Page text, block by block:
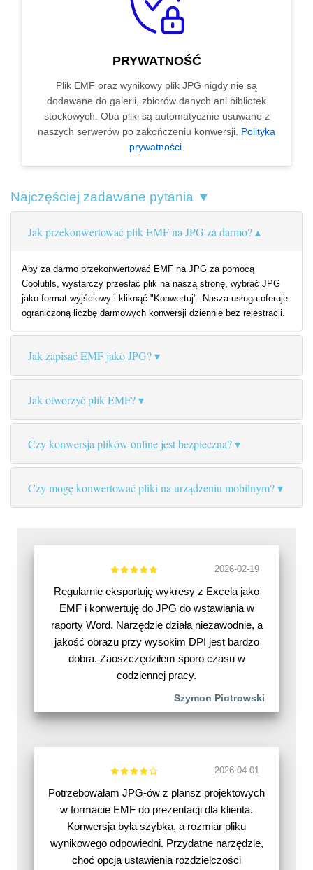
PRYWATNOŚĆ
Plik EMF oraz wynikowy plik JPG nigdy nie są
dodawane do galerii, zbiorów danych ani bibliotek
stockowych. Oba pliki są automatycznie usuwane z
naszych serwerów po zakończeniu konwersji. Polityka
prywatności.
Najczęściej zadawane pytania ▼
Jak przekonwertować plik EMF na JPG za darmo?
Aby za darmo przekonwertować EMF na JPG za pomocą
Coolutils, wystarczy przesłać plik na naszą stronę, wybrać JPG
jako format wyjściowy i kliknąć "Konwertuj". Nasza usługa oferuje
ograniczoną liczbę darmowych konwersji dziennie bez rejestracji.
Jak zapisać EMF jako JPG?
Jak otworzyć plik EMF?
Czy konwersja plików online jest bezpieczna?
Czy mogę konwertować pliki na urządzeniu mobilnym?
2026-02-19
Regularnie eksportuję wykresy z Excela jako
EMF i konwertuję do JPG do wstawiania w
raporty Word. Narzędzie działa niezawodnie, a
jakość obrazu przy wysokim DPI jest bardzo
dobra. Zaoszczędziłem sporo czasu w
codziennej pracy.
Szymon Piotrowski
2026-04-01
Potrzebowałam JPG-ów z plansz projektowych
w formacie EMF do prezentacji dla klienta.
Konwersja była szybka, a rozmiar pliku
wynikowego odpowiedni. Przydatne narzędzie,
choć opcja ustawienia rozdzielczości